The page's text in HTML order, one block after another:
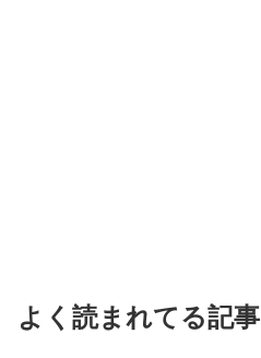
よく読まれてる記事